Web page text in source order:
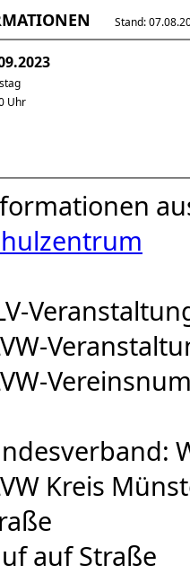
Stand:
Uhr
Kreis
auf Straße